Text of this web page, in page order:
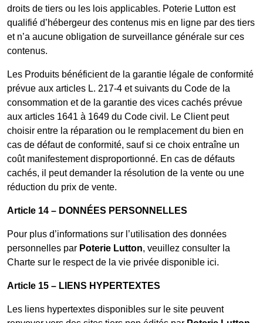
droits de tiers ou les lois applicables. Poterie Lutton est
qualifié d’hébergeur des contenus mis en ligne par des tiers
et n’a aucune obligation de surveillance générale sur ces
contenus.
Les Produits bénéficient de la garantie légale de conformité
prévue aux articles L. 217-4 et suivants du Code de la
consommation et de la garantie des vices cachés prévue
aux articles 1641 à 1649 du Code civil. Le Client peut
choisir entre la réparation ou le remplacement du bien en
cas de défaut de conformité, sauf si ce choix entraîne un
coût manifestement disproportionné. En cas de défauts
cachés, il peut demander la résolution de la vente ou une
réduction du prix de vente.
Article 14 – DONNÉES PERSONNELLES
Pour plus d’informations sur l’utilisation des données
personnelles par Poterie Lutton, veuillez consulter la
Charte sur le respect de la vie privée disponible ici.
Article 15 – LIENS HYPERTEXTES
Les liens hypertextes disponibles sur le site peuvent